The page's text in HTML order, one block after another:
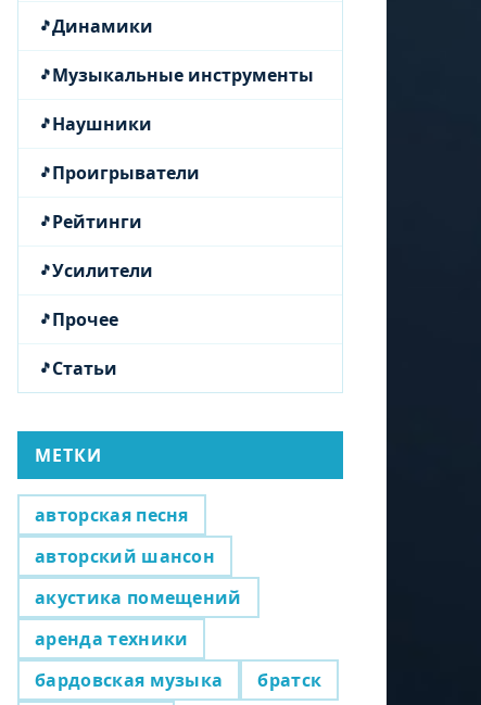
Динамики
Музыкальные инструменты
Наушники
Проигрыватели
Рейтинги
Усилители
Прочее
Статьи
МЕТКИ
авторская песня
авторский шансон
акустика помещений
аренда техники
бардовская музыка
братск